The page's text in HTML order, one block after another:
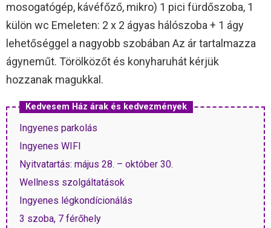
mosogatógép, kávéfőző, mikro) 1 pici fürdőszoba, 1
külön wc Emeleten: 2 x 2 ágyas hálószoba + 1 ágy
lehetőséggel a nagyobb szobában Az ár tartalmazza
ágyneműt. Törölközőt és konyharuhát kérjük
hozzanak magukkal.
Kedvesem Ház árak és kedvezmények
Ingyenes parkolás
Ingyenes WIFI
Nyitvatartás: május 28. – október 30.
Wellness szolgáltatások
Ingyenes légkondícionálás
3 szoba, 7 férőhely